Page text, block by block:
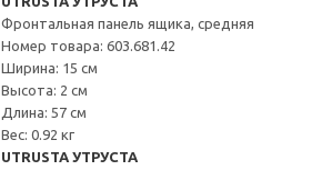
Фронтальная панель ящика, средняя
Номер товара: 603.681.42
Ширина: 15 см
Высота: 2 см
Длина: 57 см
Вес: 0.92 кг
UTRUSTA УТРУСТА